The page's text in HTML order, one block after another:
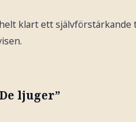
klart ett självförstärkande
ljuger”